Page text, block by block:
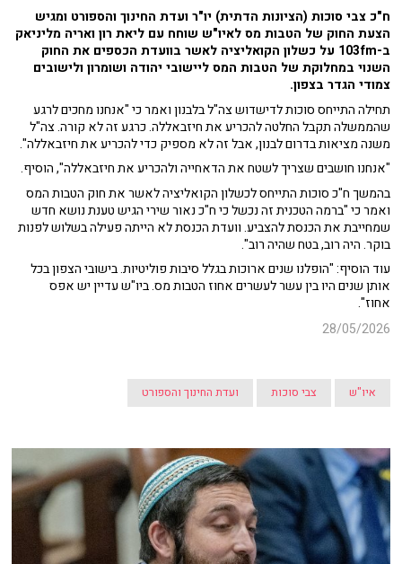
ח"כ צבי סוכות (הציונות הדתית) יו"ר ועדת החינוך והספורט ומגיש
הצעת החוק של הטבות מס לאיו"ש שוחח עם ליאת רון ואריה מליניאק
ב-103fm על כשלון הקואליציה לאשר בוועדת הכספים את החוק
השנוי במחלוקת של הטבות המס ליישובי יהודה ושומרון ולישובים
צמודי הגדר בצפון.
תחילה התייחס סוכות לדישדוש צה"ל בלבנון ואמר כי "אנחנו מחכים לרגע
שהממשלה תקבל החלטה להכריע את חיזבאללה. כרגע זה לא קורה. צה"ל
משנה מציאות בדרום לבנון, אבל זה לא מספיק כדי להכריע את חיזבאללה".
"אנחנו חושבים שצריך לשטח את הדאחייה ולהכריע את חיזבאללה", הוסיף.
בהמשך ח"כ סוכות התייחס לכשלון הקואליציה לאשר את חוק הטבות המס
ואמר כי "ברמה הטכנית זה נכשל כי ח"כ נאור שירי הגיש טענת נושא חדש
שמחייבת את הכנסת להצביע. וועדת הכנסת לא הייתה פעילה בשלוש לפנות
בוקר. היה רוב, בטח שהיה רוב".
עוד הוסיף: "הופלנו שנים ארוכות בגלל סיבות פוליטיות. בישובי הצפון בכל
אותן שנים היו בין עשר לעשרים אחוז הטבות מס. ביו"ש עדיין יש אפס
אחוז".
28/05/2026
איו"ש צבי סוכות ועדת החינוך והספורט